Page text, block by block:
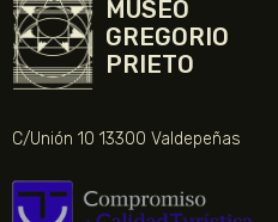
MUSEO
GREGORIO
PRIETO
C/Unión 10 13300 Valdepeñas